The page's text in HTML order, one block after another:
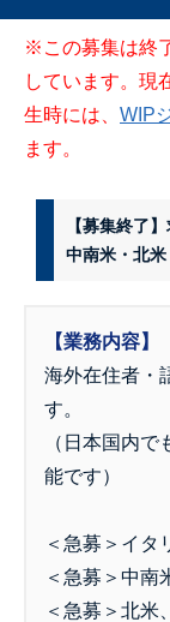
※この募集は終
しています。現
生時には、 WIP
ます。
【募集終了
中南米・北米
【業務内容】
海外在住者・
す。
（日本国内
能です）
＜急募＞イタ
＜急募＞中南
＜急募＞北米